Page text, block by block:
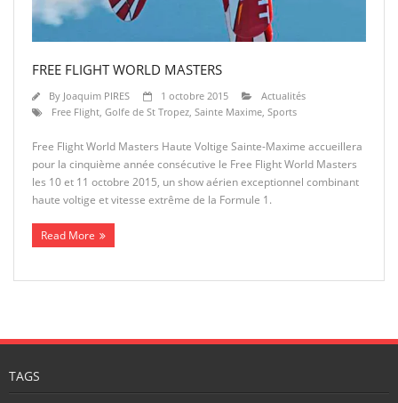
FREE FLIGHT WORLD MASTERS
By Joaquim PIRES 1 octobre 2015
Actualités
Free Flight Golfe de St Tropez Sainte Maxime Sports
Free Flight World Masters Haute Voltige Sainte-Maxime accueillera
pour la cinquième année consécutive le Free Flight World Masters
les 10 et 11 octobre 2015, un show aérien exceptionnel combinant
haute voltige et vitesse extrême de la Formule 1.
Read More
TAGS